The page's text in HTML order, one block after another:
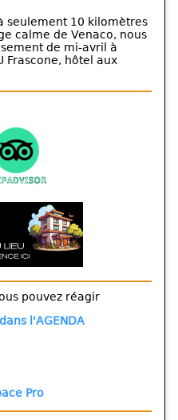
seulement 10 kilomètres
calme de Venaco, nous
de mi-avril à
Frascone, hôtel aux
pouvez réagir
l'AGENDA
Pro